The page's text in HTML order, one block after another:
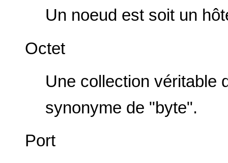
Un noeud est soit un
Octet
Une collection véritable
synonyme de "byte".
Port